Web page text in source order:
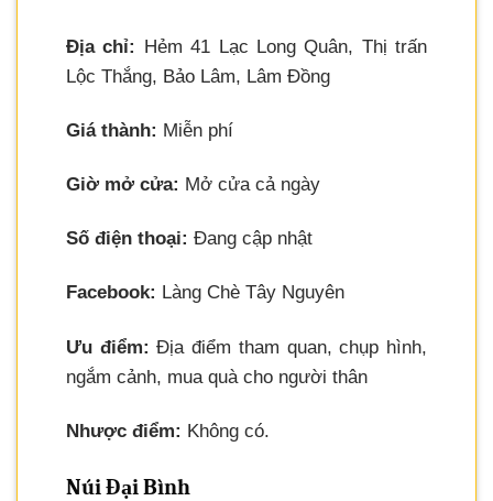
Địa chỉ: Hẻm 41 Lạc Long Quân, Thị trấn
Lộc Thắng, Bảo Lâm, Lâm Đồng
Giá thành: Miễn phí
Giờ mở cửa: Mở cửa cả ngày
Số điện thoại: Đang cập nhật
Facebook: Làng Chè Tây Nguyên
Ưu điểm: Địa điểm tham quan, chụp hình,
ngắm cảnh, mua quà cho người thân
Nhược điểm: Không có.
Núi Đại Bình